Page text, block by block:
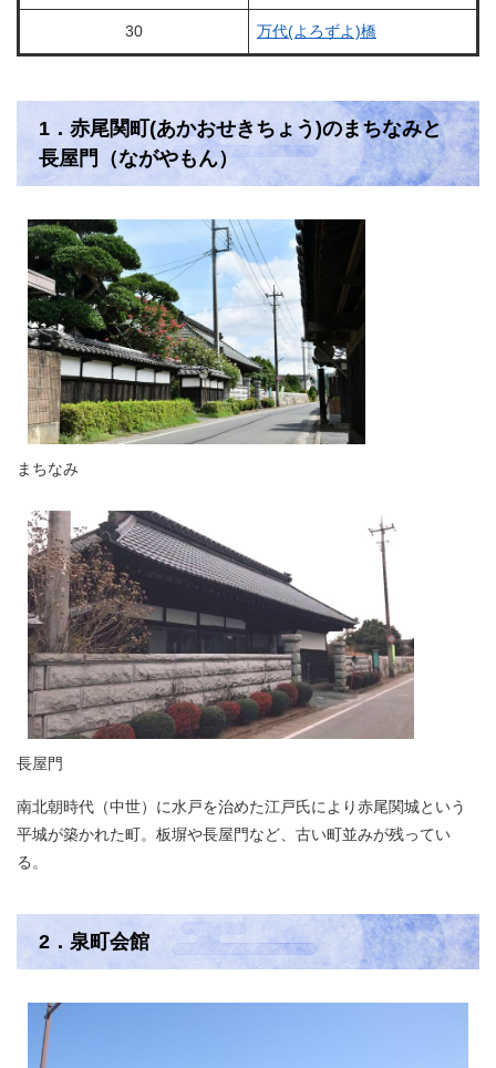
30 万代(よろずよ)橋
1．赤尾関町(あかおせきちょう​)のまちなみと
長屋門（ながやもん）
​まちなみ
長屋門
南北朝時代（中世）に水戸を治めた江戸氏により赤尾関城という
平城が築かれた町。板塀や長屋門など、古い町並みが残ってい
る。
2．泉町会館